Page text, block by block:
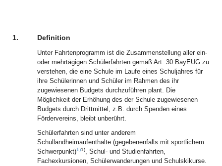
1. Definition
Unter Fahrtenprogramm ist die Zusammenstellung aller ein-
oder mehrtägigen Schülerfahrten gemäß Art. 30 BayEUG zu
verstehen, die eine Schule im Laufe eines Schuljahres für
ihre Schülerinnen und Schüler im Rahmen des ihr
zugewiesenen Budgets durchzuführen plant. Die
Möglichkeit der Erhöhung des der Schule zugewiesenen
Budgets durch Drittmittel, z.B. durch Spenden eines
Fördervereins, bleibt unberührt.
Schülerfahrten sind unter anderem
Schullandheimaufenthalte (gegebenenfalls mit sportlichem
Schwerpunkt)1)1), Schul- und Studienfahrten,
Fachexkursionen, Schülerwanderungen und Schulskikurse.